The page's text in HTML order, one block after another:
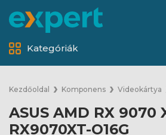
Kategóriák
Kezdőoldal Komponens Videokártya
ASUS AMD RX 9070
RX9070XT-O16G